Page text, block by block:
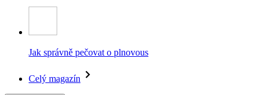
Jak správně pečovat o plnovous
Celý magazín